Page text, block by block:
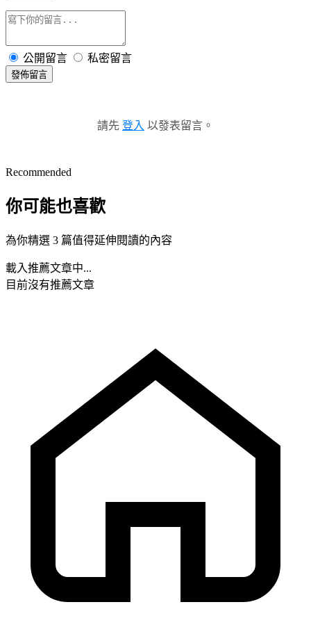
公開留言 私密留言
發佈留言
請先 登入 以發表留言。
Recommended
你可能也喜歡
為你精選 3 篇值得延伸閱讀的內容
載入推薦文章中...
目前沒有推薦文章